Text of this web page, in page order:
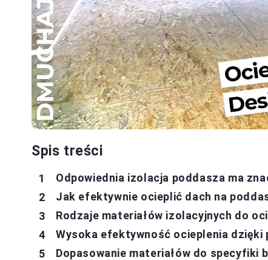
Spis treści
Odpowiednia izolacja poddasza ma
Jak efektywnie ocieplić dach na
Rodzaje materiałów izolacyjnych do
Wysoka efektywność ocieplenia dzięki
Dopasowanie materiałów do specyfiki